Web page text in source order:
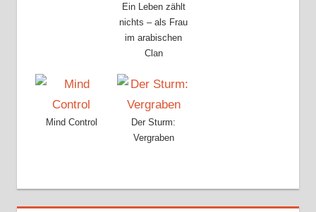
Ein Leben zählt
nichts – als Frau
im arabischen
Clan
Mind Control
Der Sturm:
Vergraben